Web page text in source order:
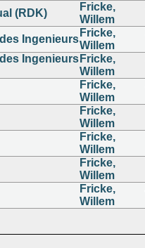
(RDK)
Fricke,
Willem
Ingenieurs
Fricke,
Willem
Ingenieurs Fricke,
Willem
Fricke,
Willem
Fricke,
Willem
Fricke,
Willem
Fricke,
Willem
Fricke,
Willem